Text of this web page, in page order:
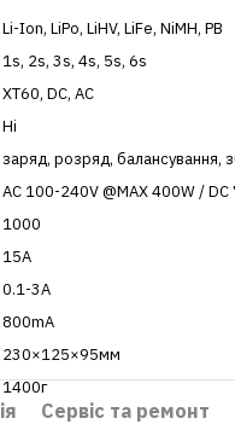
Li-Ion, LiPo, LiHV, LiFe, NiMH, PB
1s, 2s, 3s, 4s, 5s, 6s
XT60, DC, AC
Ні
заряд, розряд, балансування,
AC 100-240V @MAX 400W /
1000
15A
0.1-3A
800mA
230×125×95мм
1400г
Сервіс та ремонт